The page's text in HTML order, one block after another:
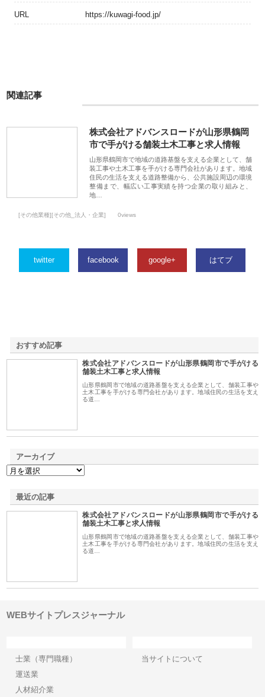
URL https://kuwagi-food.jp/
関連記事
株式会社アドバンスロードが山形県鶴岡
市で手がける舗装土木工事と求人情報
山形県鶴岡市で地域の道路基盤を支える企業として、舗
装工事や土木工事を手がける専門会社があります。地域
住民の生活を支える道路整備から、公共施設周辺の環境
整備まで、幅広い工事実績を持つ企業の取り組みと、
地…
[その他業種][その他_法人・企業] 0views
twitter facebook google+ はてブ
おすすめ記事
株式会社アドバンスロードが山形県鶴岡市で手がける
舗装土木工事と求人情報
山形県鶴岡市で地域の道路基盤を支える企業として、舗装工事や
土木工事を手がける専門会社があります。地域住民の生活を支え
る道…
アーカイブ
最近の記事
株式会社アドバンスロードが山形県鶴岡市で手がける
舗装土木工事と求人情報
山形県鶴岡市で地域の道路基盤を支える企業として、舗装工事や
土木工事を手がける専門会社があります。地域住民の生活を支え
る道…
WEBサイトプレスジャーナル
士業（専門職種）
運送業
人材紹介業
当サイトについて